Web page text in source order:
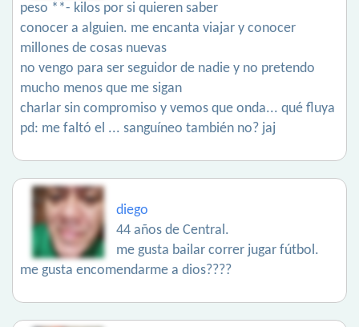
peso **- kilos por si quieren saber
conocer a alguien. me encanta viajar y conocer
millones de cosas nuevas
no vengo para ser seguidor de nadie y no pretendo
mucho menos que me sigan
charlar sin compromiso y vemos que onda... qué fluya
pd: me faltó el ... sanguíneo también no? jaj
diego
44 años de Central.
me gusta bailar correr jugar fútbol.
me gusta encomendarme a dios????